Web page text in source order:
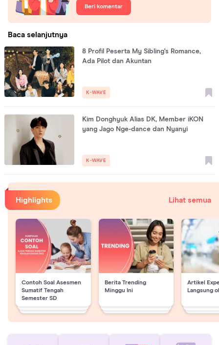
Beri komentar
Baca selanjutnya
8 Profil Peserta My Sibling's Romance,
Ada Pilot dan Akuntan
K-WAVE
Kim Donghyuk Alias DK, Member iKON
yang Jago Nge-dance dan Nyanyi
K-WAVE
Highlights Lihat semua
Contoh Soal Asesmen
Sumatif Tengah
Semester SD
Berita Trending
Minggu Ini
Artikel
Langsung